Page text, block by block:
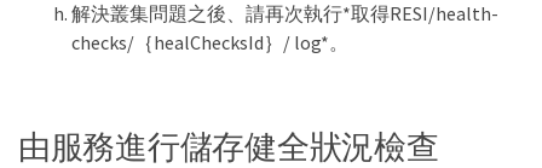
解決叢集問題之後、請再次執行*取得RESI/health-
checks/｛healChecksId｝/ log*。
由服務進行儲存健全狀況檢查